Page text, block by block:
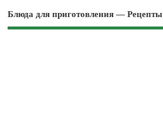
Блюда для приготовления — Рецепты